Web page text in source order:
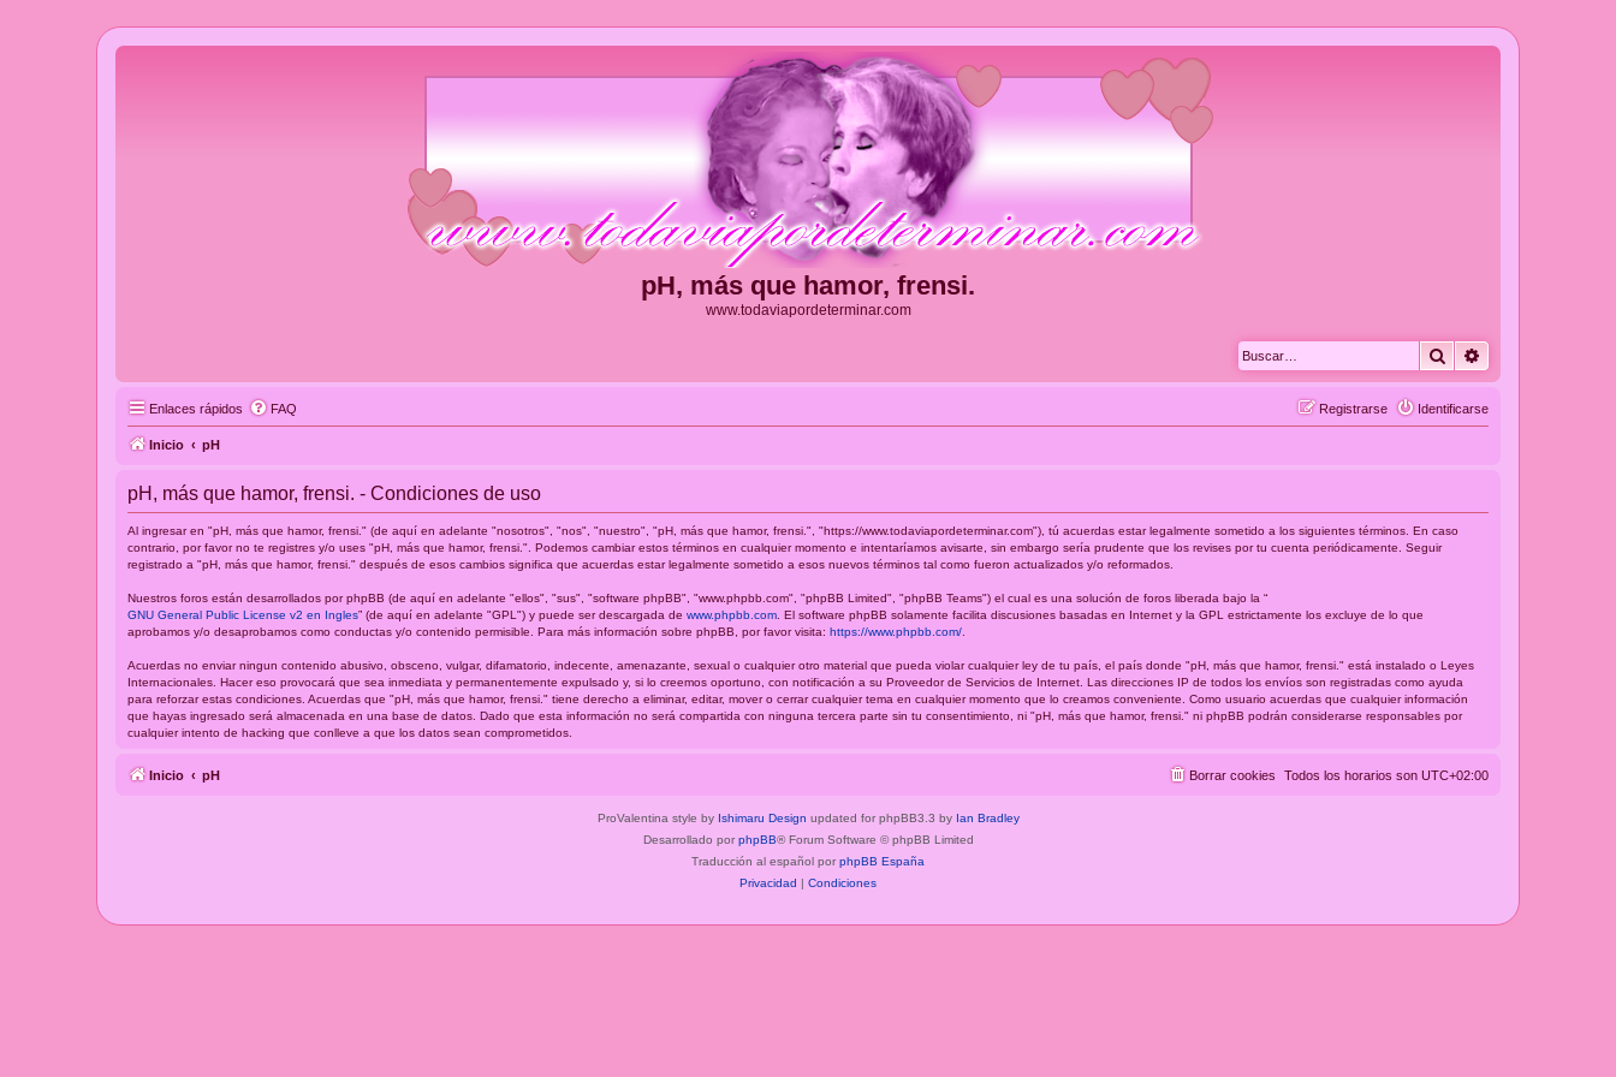
pH, más que hamor, frensi.
www.todaviapordeterminar.com
Buscar
Enlaces rápidos FAQ Identificarse
Registrarse
Inicio pH
pH, más que hamor, frensi. - Condiciones de uso
Al ingresar en "pH, más que hamor, frensi." (de aquí en adelante "nosotros", "nos", "nuestro", "pH, más que hamor, frensi.", "https://www.todaviapordeterminar.com"), tú acuerdas estar legalmente sometido a los siguientes términos. En caso
contrario, por favor no te registres y/o uses "pH, más que hamor, frensi.". Podemos cambiar estos términos en cualquier momento e intentaríamos avisarte, sin embargo sería prudente que los revises por tu cuenta periódicamente. Seguir
registrado a "pH, más que hamor, frensi." después de esos cambios significa que acuerdas estar legalmente sometido a esos nuevos términos tal como fueron actualizados y/o reformados.
Nuestros foros están desarrollados por phpBB (de aquí en adelante "ellos", "sus", "software phpBB", "www.phpbb.com", "phpBB Limited", "phpBB Teams") el cual es una solución de foros liberada bajo la “
GNU General Public License v2 en Ingles” (de aquí en adelante "GPL") y puede ser descargada de www.phpbb.com . El software phpBB solamente facilita discusiones basadas en Internet y la GPL estrictamente los excluye de lo que
aprobamos y/o desaprobamos como conductas y/o contenido permisible. Para más información sobre phpBB, por favor visita: https://www.phpbb.com/
Acuerdas no enviar ningun contenido abusivo, obsceno, vulgar, difamatorio, indecente, amenazante, sexual o cualquier otro material que pueda violar cualquier ley de tu país, el país donde "pH, más que hamor, frensi." está instalado o Leyes
Internacionales. Hacer eso provocará que sea inmediata y permanentemente expulsado y, si lo creemos oportuno, con notificación a su Proveedor de Servicios de Internet. Las direcciones IP de todos los envíos son registradas como ayuda
para reforzar estas condiciones. Acuerdas que "pH, más que hamor, frensi." tiene derecho a eliminar, editar, mover o cerrar cualquier tema en cualquier momento que lo creamos conveniente. Como usuario acuerdas que cualquier información
que hayas ingresado será almacenada en una base de datos. Dado que esta información no será compartida con ninguna tercera parte sin tu consentimiento, ni "pH, más que hamor, frensi." ni phpBB podrán considerarse responsables por
cualquier intento de hacking que conlleve a que los datos sean comprometidos.
Inicio pH Todos los horarios son UTC+02:00
Borrar cookies
ProValentina style by Ishimaru Design updated for phpBB3.3 by Ian Bradley
Desarrollado por phpBB® Forum Software © phpBB Limited
Traducción al español por phpBB España
Privacidad | Condiciones